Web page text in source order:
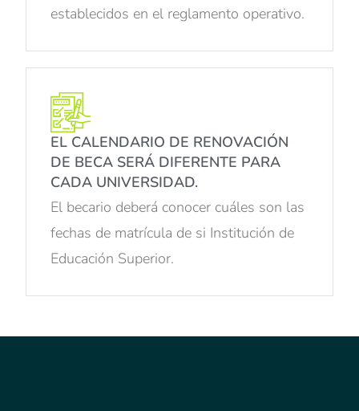
establecidos en el reglamento operativo.
EL CALENDARIO DE RENOVACIÓN
DE BECA SERÁ DIFERENTE PARA
CADA UNIVERSIDAD.
El becario deberá conocer cuáles son las
fechas de matrícula de si Institución de
Educación Superior.